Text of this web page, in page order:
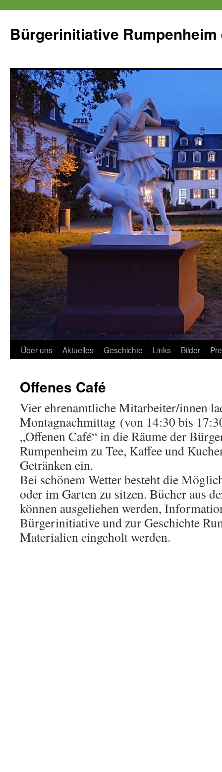
springen
Bürgerinitiative Rumpenheim
Über uns Aktuelles Geschichte Links Bilder
Offenes Café
Vier ehrenamtliche Mitarbeiter/innen
Montagnachmittag (von 14:30 bis
„Offenen Café“ in die Räume der
Rumpenheim zu Tee, Kaffee und
Getränken ein.
Bei schönem Wetter besteht die
oder im Garten zu sitzen. Bücher aus
können ausgeliehen werden,
Bürgerinitiative und zur Geschichte
Materialien eingeholt werden.